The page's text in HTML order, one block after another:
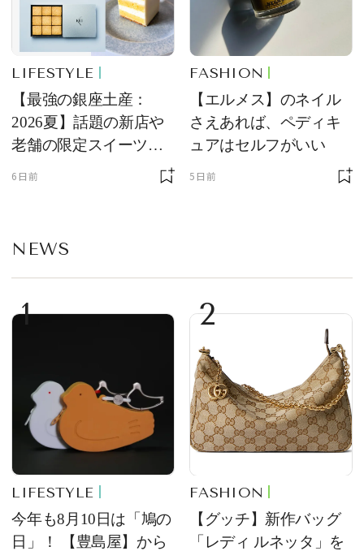
LIFESTYLE
【最強の銀座土産：
2026夏】話題の新店や
老舗の限定スイーツを
ゲット【＃SPURおやつ
6日前
FASHION
【エルメス】のネイル
さえあれば、ペディキ
ュアはセルフがいい
5日前
NEWS
1
LIFESTYLE
今年も8月10日は「鳩の
日」！ 【豊島屋】から
2
FASHION
【グッチ】新作バッグ
「レディ ルネッタ」を